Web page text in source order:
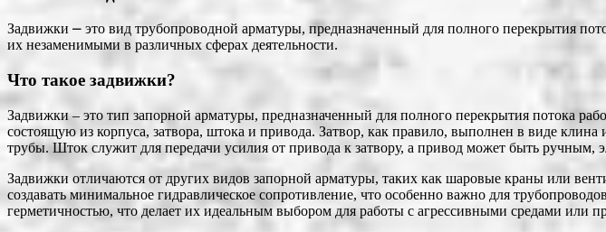
Задвижки ⎼ это вид трубопроводной арматуры, предназначенный для полного перекрытия
их незаменимыми в различных сферах деятельности.
Что такое задвижки?
Задвижки – это тип запорной арматуры, предназначенный для полного перекрытия потока
состоящую из корпуса, затвора, штока и привода. Затвор, как правило, выполнен в виде
трубы. Шток служит для передачи усилия от привода к затвору, а привод может быть ручным,
Задвижки отличаются от других видов запорной арматуры, таких как шаровые краны или
создавать минимальное гидравлическое сопротивление, что особенно важно для
герметичностью, что делает их идеальным выбором для работы с агрессивными средами или